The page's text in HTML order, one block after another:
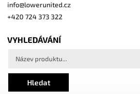
info@lowerunited.cz
+420 724 373 322
VYHLEDÁVÁNÍ
Hledat